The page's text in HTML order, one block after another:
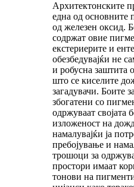
Архитектонските
една од основните
од железен оксид.
содржат овие
екстериерите и
обезбедувајќи не
и робусна заштита
што се киселите
загадувачи. Боите
збогатени со
одржуваат својата
изложеност на
намалувајќи ја
пребојување и
трошоци за
простори имаат
тонови на